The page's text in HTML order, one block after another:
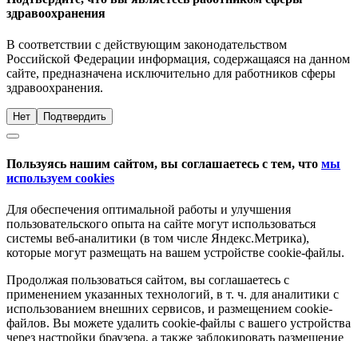
здравоохранения
В соответствии с действующим законодательством
Российской Федерации информация, содержащаяся на данном
сайте, предназначена исключительно для работников сферы
здравоохранения.
Нет Подтвердить
Пользуясь нашим сайтом, вы соглашаетесь с тем, что мы
используем cookies
Для обеспечения оптимальной работы и улучшения
пользовательского опыта на сайте могут использоваться
системы веб-аналитики (в том числе Яндекс.Метрика),
которые могут размещать на вашем устройстве cookie-файлы.
Продолжая пользоваться сайтом, вы соглашаетесь с
применением указанных технологий, в т. ч. для аналитики с
использованием внешних сервисов, и размещением cookie-
файлов. Вы можете удалить cookie-файлы с вашего устройства
через настройки браузера, а также заблокировать размещение